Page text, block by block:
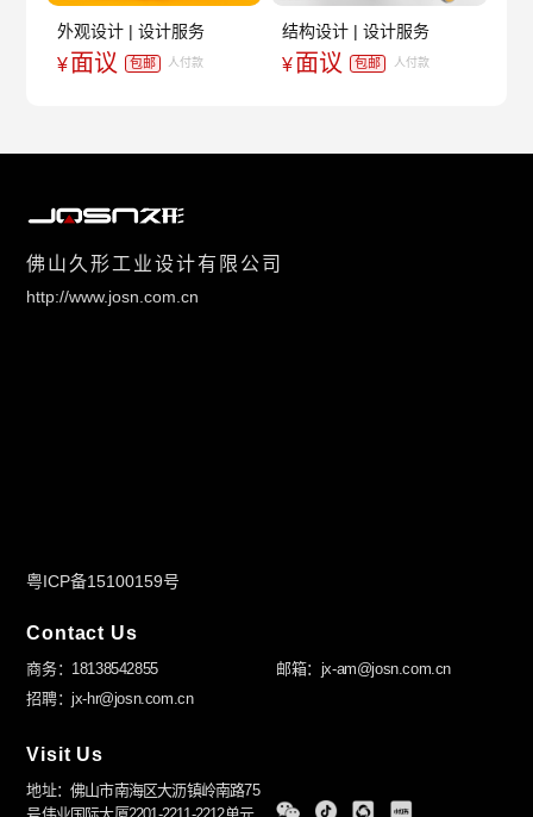
外观设计 | 设计服务
¥ 面议 包邮 人付款
结构设计 | 设计服务
¥ 面议 包邮 人付款
佛山久形工业设计有限公司
http://www.josn.com.cn
粤ICP备15100159号
Contact Us
商务：18138542855
邮箱：jx-am@josn.com.cn
招聘：jx-hr@josn.com.cn
Visit Us
地址：佛山市南海区大沥镇岭南路75